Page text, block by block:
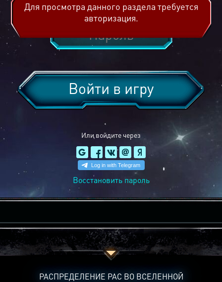
Или войдите через
Войти в игру
Восстановить пароль
Для просмотра данного раздела требуется
авторизация.
РАСПРЕДЕЛЕНИЕ РАС ВО ВСЕЛЕННОЙ